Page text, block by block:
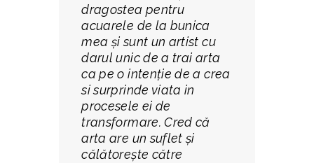
dragostea pentru
acuarele de la bunica
mea și sunt un artist cu
darul unic de a trai arta
ca pe o intenție de a crea
si surprinde viata in
procesele ei de
transformare. Cred că
arta are un suflet și
călătorește către